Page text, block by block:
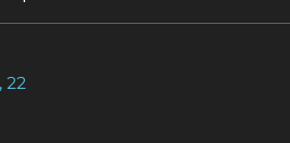
22